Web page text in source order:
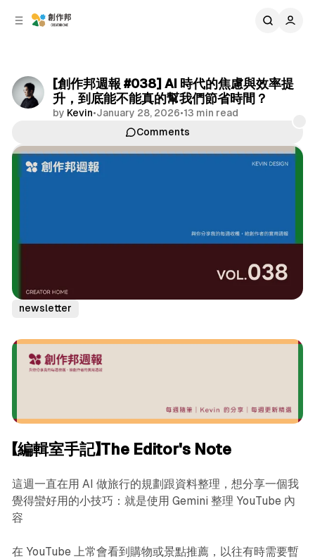
[創作邦週報 #038] AI 時代的焦慮與效率提
升，到底能不能真的幫我們節省時間？
by Kevin•January 28, 2026•13 min read
Comments
Share
newsletter
【編輯室手記】The Editor's Note
這週一直在用 AI 做旅行的規劃跟資料整理，想分享一個我
覺得蠻好用的小技巧：就是使用 Gemini 整理 YouTube 內
容
在 YouTube 上常會看到購物或景點推薦，以往有時需要暫